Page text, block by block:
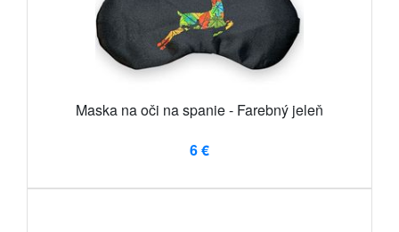
Maska na oči na spanie - Farebný jeleň
6 €